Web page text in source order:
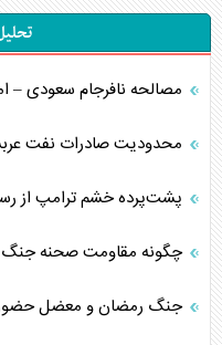
مصالحه نافرجام سعودی –
محدودیت صادرات نفت
پشت‌پرده خشم ترامپ از
چگونه مقاومت صحنه جنگ
جنگ رمضان و معضل حضور